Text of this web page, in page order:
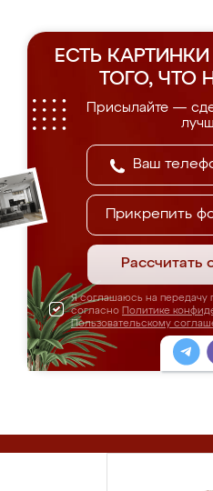
ЕСТЬ
ТОГО, ЧТО
Присылайте —
Прикрепить
Рассчитать
Я соглашаюсь на передачу
согласно Политике
Пользовательскому